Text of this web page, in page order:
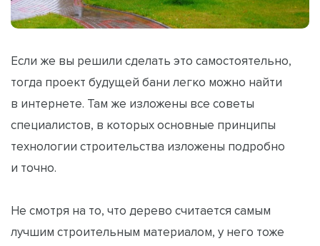
Если же вы решили сделать это самостоятельно,
тогда проект будущей бани легко можно найти
в интернете. Там же изложены все советы
специалистов, в которых основные принципы
технологии строительства изложены подробно
и точно.
Не смотря на то, что дерево считается самым
лучшим строительным материалом, у него тоже